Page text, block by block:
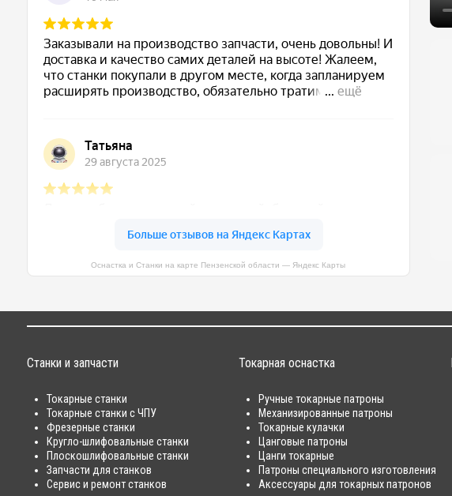
Оснастка и Станки на карте Пензенской области — Яндекс Карты
Станки и запчасти
Токарные станки
Токарные станки с ЧПУ
Фрезерные станки
Кругло-шлифовальные станки
Плоскошлифовальные станки
Запчасти для станков
Сервис и ремонт станков
Токарная оснастка
Ручные токарные патроны
Механизированные патроны
Токарные кулачки
Цанговые патроны
Цанги токарные
Патроны специального изготовления
Аксессуары для токарных патронов